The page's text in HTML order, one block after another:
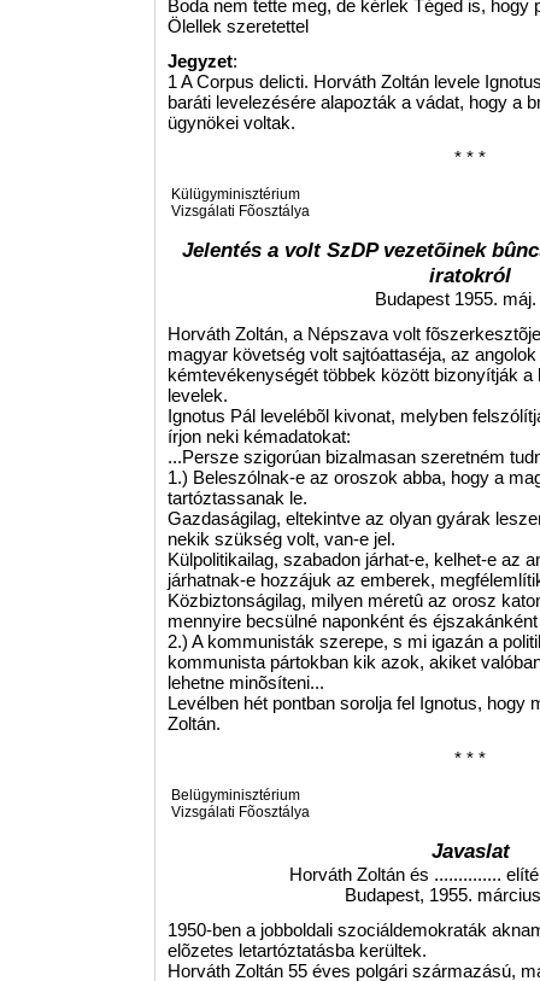
Boda nem tette meg, de kérlek Téged is, hogy
Ölellek szeretettel
Jegyzet:
1 A Corpus delicti. Horváth Zoltán levele
baráti levelezésére alapozták a vádat, hogy a
ügynökei voltak.
* * *
Külügyminisztérium
Vizsgálati Fõosztálya
Jelentés a volt SzDP vezetõinek
iratokról
Budapest 1955. máj.
Horváth Zoltán, a Népszava volt
magyar követség volt sajtóattaséja, az
kémtevékenységét többek között bizonyítják a
levelek.
Ignotus Pál levelébõl kivonat, melyben
írjon neki kémadatokat:
...Persze szigorúan bizalmasan szeretném
1.) Beleszólnak-e az oroszok abba, hogy a
tartóztassanak le.
Gazdaságilag, eltekintve az olyan gyárak
nekik szükség volt, van-e jel.
Külpolitikailag, szabadon járhat-e, kelhet-e az
járhatnak-e hozzájuk az emberek,
Közbiztonságilag, milyen méretû az orosz
mennyire becsülné naponként és
2.) A kommunisták szerepe, s mi igazán a
kommunista pártokban kik azok, akiket
lehetne minõsíteni...
Levélben hét pontban sorolja fel Ignotus, hogy
Zoltán.
* * *
Belügyminisztérium
Vizsgálati Fõosztálya
Javaslat
Horváth Zoltán és ..............
Budapest, 1955.
1950-ben a jobboldali szociáldemokraták
elõzetes letartóztatásba kerültek.
Horváth Zoltán 55 éves polgári származású,